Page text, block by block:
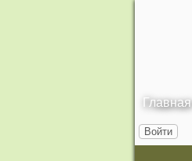
Главная
Войти